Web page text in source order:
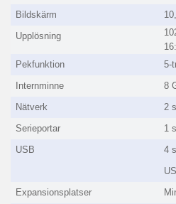
Bildskärm
Upplösning
Pekfunktion
5-
Internminne
8
Nätverk
2
Serieportar
1
USB
4
Expansionsplatser